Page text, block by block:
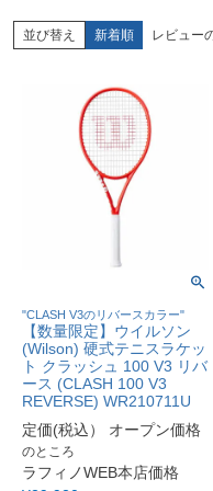
並び替え 新着順 レビュー
"CLASH V3のリバースカラー"
【数量限定】ウイルソン
(Wilson) 硬式テニスラケッ
ト クラッシュ 100 V3 リバ
ース (CLASH 100 V3
REVERSE) WR210711U
定価(税込）
オープン価格
のところ
ラフィノWEB本店価格